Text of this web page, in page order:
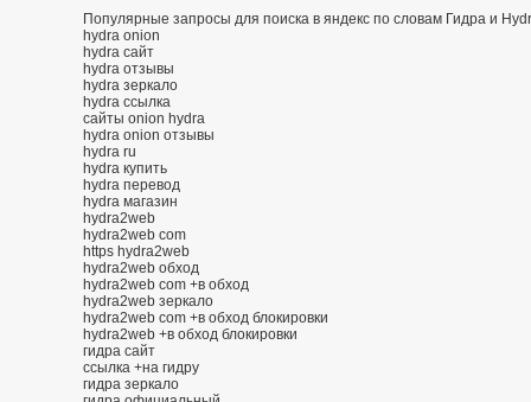
Популярные запросы для поиска в яндекс по словам Гидра и
hydra onion
hydra сайт
hydra отзывы
hydra зеркало
hydra ссылка
сайты onion hydra
hydra onion отзывы
hydra ru
hydra купить
hydra перевод
hydra магазин
hydra2web
hydra2web com
https hydra2web
hydra2web обход
hydra2web com +в обход
hydra2web зеркало
hydra2web com +в обход блокировки
hydra2web +в обход блокировки
гидра сайт
ссылка +на гидру
гидра зеркало